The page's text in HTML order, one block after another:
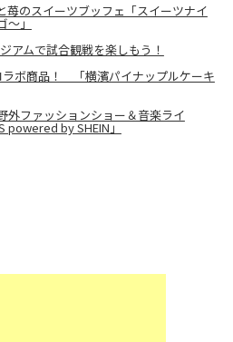
苺のスイーツブッフェ「スイーツナイ
～」
アムで試合観戦を楽しもう！
ボ商品！ 「横濱パイナップルケーキ
外ファッションショー＆音楽ライ
powered by SHEIN」